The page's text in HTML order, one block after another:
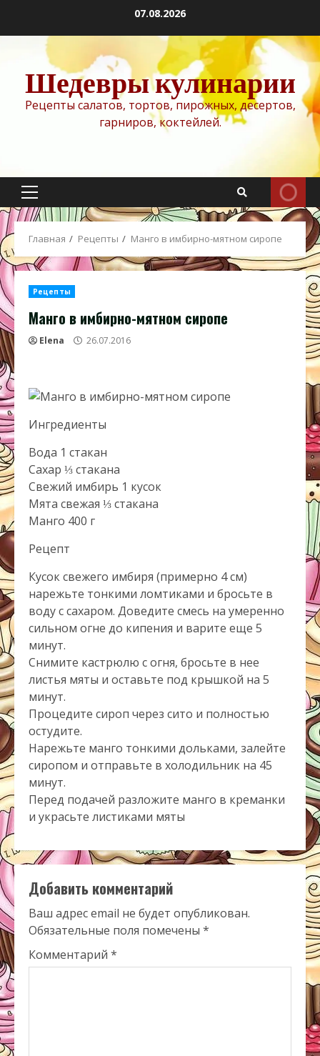
содержимому
07.08.2026
Шедевры кулинарии
Рецепты салатов, тортов, пирожных, десертов,
гарниров, коктейлей.
Основное
меню
Главная Рецепты Манго в имбирно-мятном сиропе
Рецепты
Манго в имбирно-мятном сиропе
Elena 26.07.2016
Ингредиенты
Вода 1 стакан
Сахар ⅓ стакана
Свежий имбирь 1 кусок
Мята свежая ⅓ стакана
Манго 400 г
Рецепт
Кусок свежего имбиря (примерно 4 см)
нарежьте тонкими ломтиками и бросьте в
воду с сахаром. Доведите смесь на умеренно
сильном огне до кипения и варите еще 5
минут.
Снимите кастрюлю с огня, бросьте в нее
листья мяты и оставьте под крышкой на 5
минут.
Процедите сироп через сито и полностью
остудите.
Нарежьте манго тонкими дольками, залейте
сиропом и отправьте в холодильник на 45
минут.
Перед подачей разложите манго в креманки
и украсьте листиками мяты
Добавить комментарий
Ваш адрес email не будет опубликован.
Обязательные поля помечены *
Комментарий *